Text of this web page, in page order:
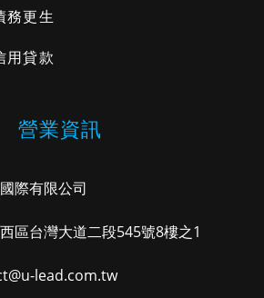
務更生
用貸款
營業資訊
際有限公司
區台灣大道二段545號8樓之1
lead.com.tw